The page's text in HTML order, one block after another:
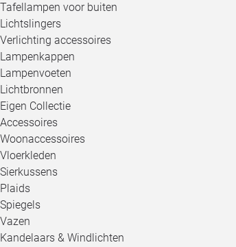
Tafellampen voor buiten
Lichtslingers
Verlichting accessoires
Lampenkappen
Lampenvoeten
Lichtbronnen
Eigen Collectie
Accessoires
Woonaccessoires
Vloerkleden
Sierkussens
Plaids
Spiegels
Vazen
Kandelaars & Windlichten